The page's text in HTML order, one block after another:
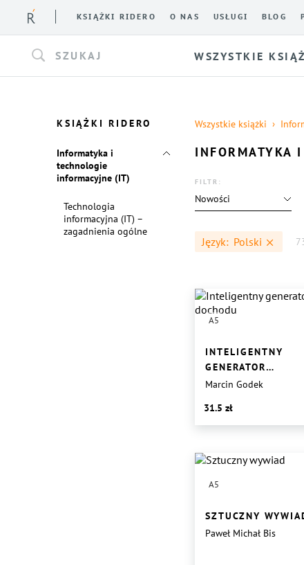
KSIĄŻKI RIDERO O NAS USŁUGI BLOG
SZUKAJ WSZYSTKIE
KSIĄŻKI RIDERO
Informatyka i
technologie
informacyjne (IT)
Technologia
informacyjna (IT) –
zagadnienia ogólne
Wszystkie książki
INFORMATYKA
FILTR:
Nowości
Język: Polski
A5
INTELIGENTNY
GENERATOR
DOCHODU
Marcin Godek
31.5
A5
SZTUCZNY
Paweł Michał Bis